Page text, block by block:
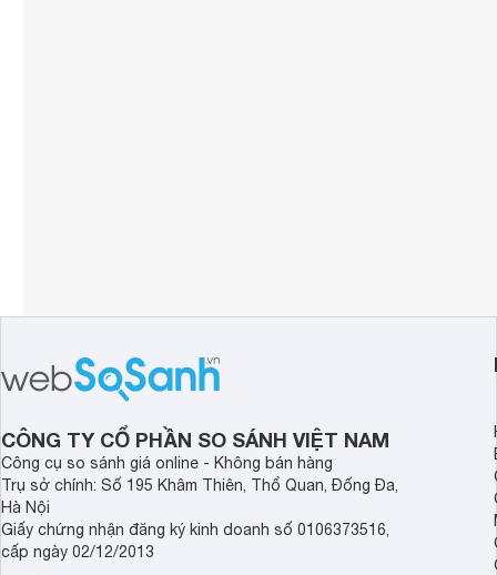
CÔNG TY CỔ PHẦN SO SÁNH VIỆT NAM
Công cụ so sánh giá online - Không bán hàng
Trụ sở chính: Số 195 Khâm Thiên, Thổ Quan, Đống Đa,
Hà Nội
Giấy chứng nhận đăng ký kinh doanh số 0106373516,
cấp ngày 02/12/2013